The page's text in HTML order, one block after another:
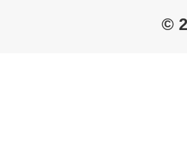
©